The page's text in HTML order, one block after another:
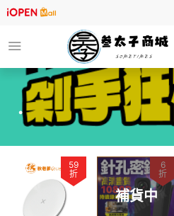
.
59
折
補貨中
6
折